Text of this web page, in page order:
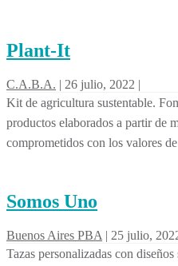
Plant-It
C.A.B.A. | 26 julio, 2022 |
Kit de agricultura sustentable.
productos elaborados a partir de
comprometidos con los valores
Somos Uno
Buenos Aires PBA | 25 julio,
Tazas personalizadas con